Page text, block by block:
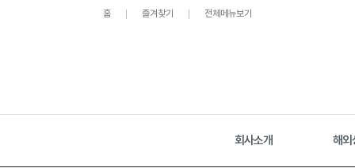
홈 즐겨찾기 전체메뉴보기
회사소개 해외